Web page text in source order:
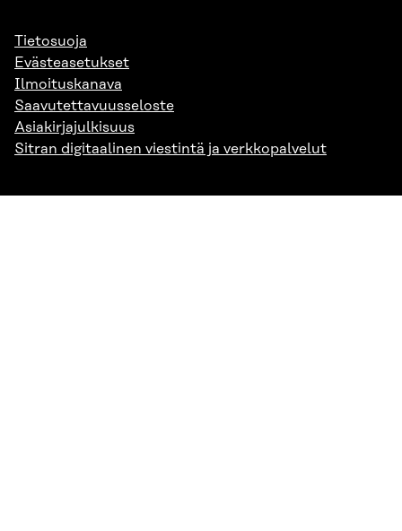
Tietosuoja
Evästeasetukset
Ilmoituskanava
Saavutettavuusseloste
Asiakirjajulkisuus
Sitran digitaalinen viestintä ja verkkopalvelut